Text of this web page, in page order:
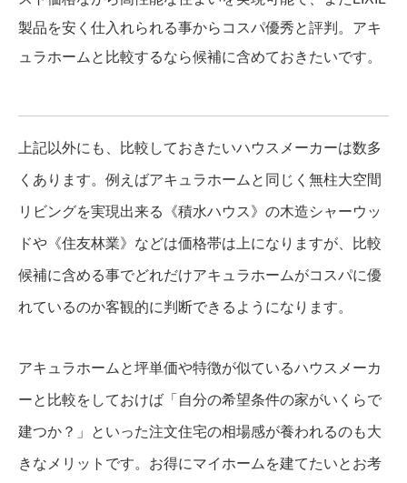
製品を安く仕入れられる事からコスパ優秀と評判。アキ
ュラホームと比較するなら候補に含めておきたいです。
上記以外にも、比較しておきたいハウスメーカーは数多
くあります。例えばアキュラホームと同じく無柱大空間
リビングを実現出来る《積水ハウス》の木造シャーウッ
ドや《住友林業》などは価格帯は上になりますが、比較
候補に含める事でどれだけアキュラホームがコスパに優
れているのか客観的に判断できるようになります。
アキュラホームと坪単価や特徴が似ているハウスメーカ
ーと比較をしておけば「自分の希望条件の家がいくらで
建つか？」といった注文住宅の相場感が養われるのも大
きなメリットです。お得にマイホームを建てたいとお考